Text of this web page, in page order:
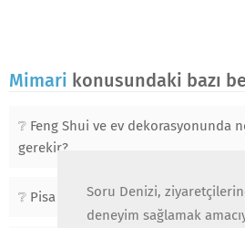
Mimari konusundaki bazı
Feng Shui ve ev dekorasyonunda
gerekir?
Pisa kulesinin tarihi ve mimarisi
Soru Denizi,
deneyim sağlamak